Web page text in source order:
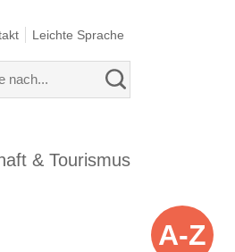
Leichte Sprache
& Tourismus
A-Z